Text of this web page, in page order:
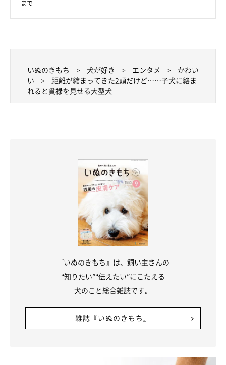
まで
いぬのきもち 犬が好き エンタメ
かわい
い
距離が縮まってきた2頭だけど……子犬に絡ま
れると貫禄を見せる大型犬
『いぬのきもち』は、飼い主さんの
“知りたい”“伝えたい”にこたえる
犬のこと総合雑誌です。
雑誌『いぬのきもち』